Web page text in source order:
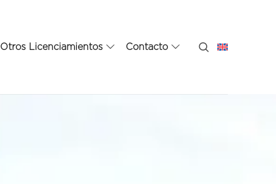
Otros Licenciamientos Contacto